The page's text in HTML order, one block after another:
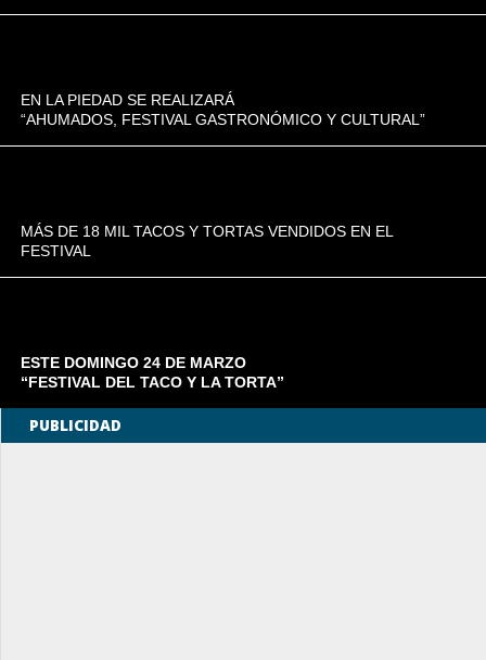
EN LA PIEDAD SE REALIZARÁ
“AHUMADOS, FESTIVAL GASTRONÓMICO Y CULTURAL”
MÁS DE 18 MIL TACOS Y TORTAS VENDIDOS EN EL
FESTIVAL
ESTE DOMINGO 24 DE MARZO
“FESTIVAL DEL TACO Y LA TORTA”
PUBLICIDAD